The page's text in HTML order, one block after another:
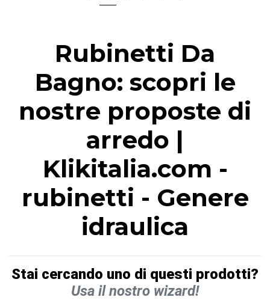
Rubinetti Da
Bagno: scopri le
nostre proposte di
arredo |
Klikitalia.com -
rubinetti - Genere
idraulica
Stai cercando uno di questi prodotti?
Usa il nostro wizard!